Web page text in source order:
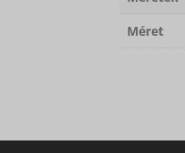
Méret